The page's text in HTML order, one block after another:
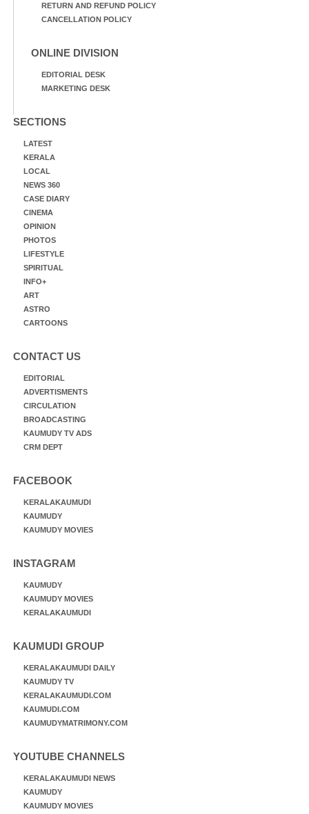
RETURN AND REFUND POLICY
CANCELLATION POLICY
ONLINE DIVISION
EDITORIAL DESK
MARKETING DESK
SECTIONS
LATEST
KERALA
LOCAL
NEWS 360
CASE DIARY
CINEMA
OPINION
PHOTOS
LIFESTYLE
SPIRITUAL
INFO+
ART
ASTRO
CARTOONS
CONTACT US
EDITORIAL
ADVERTISMENTS
CIRCULATION
BROADCASTING
KAUMUDY TV ADS
CRM DEPT
FACEBOOK
KERALAKAUMUDI
KAUMUDY
KAUMUDY MOVIES
INSTAGRAM
KAUMUDY
KAUMUDY MOVIES
KERALAKAUMUDI
KAUMUDI GROUP
KERALAKAUMUDI DAILY
KAUMUDY TV
KERALAKAUMUDI.COM
KAUMUDI.COM
KAUMUDYMATRIMONY.COM
YOUTUBE CHANNELS
KERALAKAUMUDI NEWS
KAUMUDY
KAUMUDY MOVIES